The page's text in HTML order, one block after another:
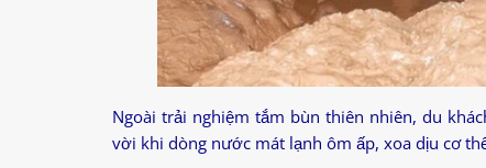
Ngoài trải nghiệm tắm bùn thiên nhiên, du
vời khi dòng nước mát lạnh ôm ấp, xoa dịu cơ